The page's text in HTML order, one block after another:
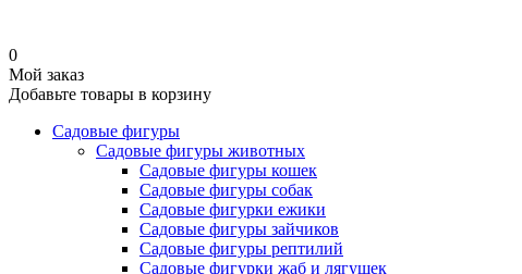
0
Мой заказ
Добавьте товары в корзину
Садовые фигуры
Садовые фигуры животных
Садовые фигуры кошек
Садовые фигуры собак
Садовые фигурки ежики
Садовые фигуры зайчиков
Садовые фигуры рептилий
Садовые фигурки жаб и лягушек